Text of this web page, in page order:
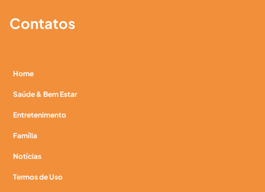
Contatos
Home
Saúde & Bem Estar
Entretenimento
Família
Notícias
Termos de Uso